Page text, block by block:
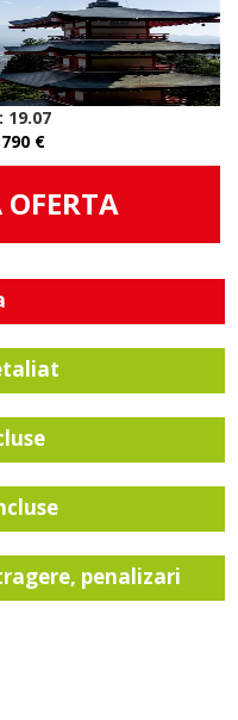
19.07
€
OFERTA
penalizari